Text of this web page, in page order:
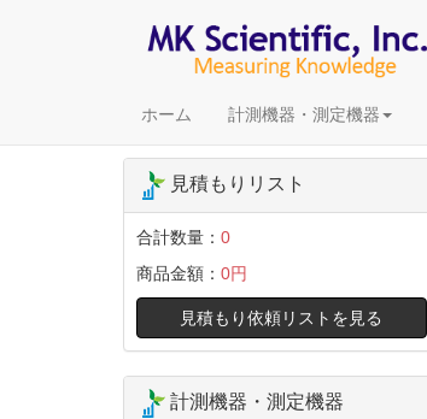
ホーム 計測機器・測定機器
見積もりリスト
合計数量： 0
商品金額： 0円
見積もり依頼リストを見る
計測機器・測定機器